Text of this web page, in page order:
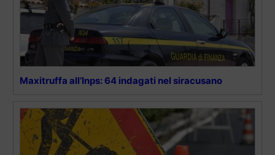
Maxitruffa all’Inps: 64 indagati nel siracusano